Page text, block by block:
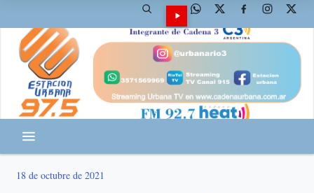
18 de octubre de 2021